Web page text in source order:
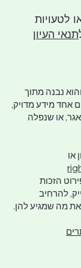
לטעויות
תנאי העיון
נבנה מתוך
אחד מידע מדויק,
או שנפלה
או
הזכות
להרחיב
מה שמגיע להן.